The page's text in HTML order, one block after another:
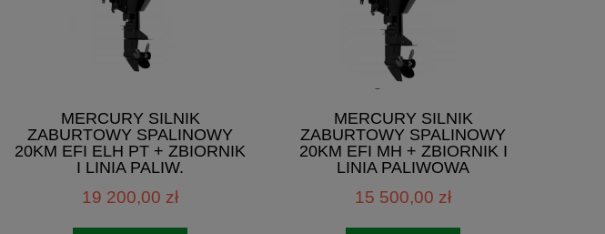
MERCURY SILNIK
ZABURTOWY SPALINOWY
20KM EFI ELH PT + ZBIORNIK
I LINIA PALIW.
19 200,00 zł
MERCURY SILNIK
ZABURTOWY SPALINOWY
20KM EFI MH + ZBIORNIK I
LINIA PALIWOWA
15 500,00 zł